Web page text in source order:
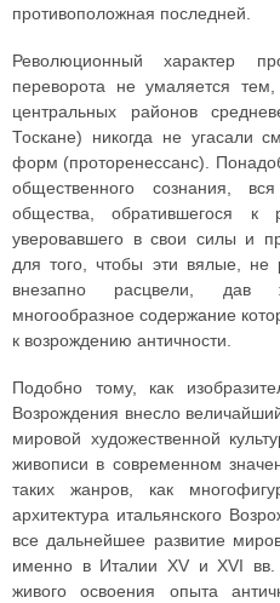
противоположная последней.
Революционный характер
переворота не умаляется
центральных районов
Тоскане) никогда не угасали
форм (проторенессанс).
общественного сознания,
общества, обратившегося к
уверовавшего в свои силы и
для того, чтобы эти вялые, не
внезапно расцвели, дав
многообразное содержание
к возрождению античности.
Подобно тому, как
Возрождения внесло
мировой художественной
живописи в современном
таких жанров, как
архитектура итальянского
все дальнейшее развитие
именно в Италии XV и XVI вв.
живого освоения опыта